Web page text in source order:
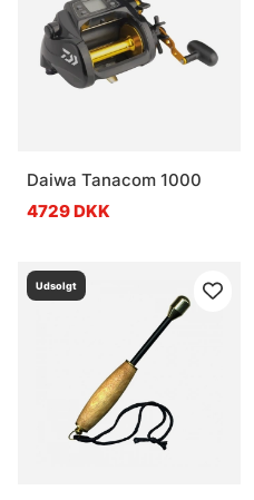
Daiwa Tanacom 1000
4729 DKK
Udsolgt